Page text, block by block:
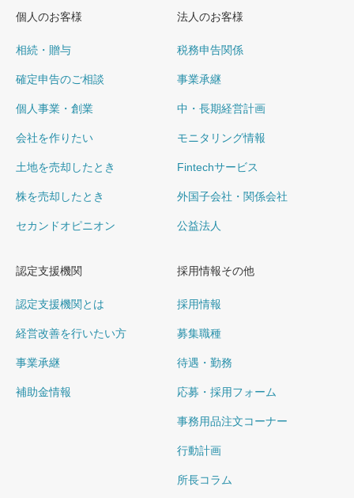
個人のお客様
相続・贈与
確定申告のご相談
個人事業・創業
会社を作りたい
土地を売却したとき
株を売却したとき
セカンドオピニオン
法人のお客様
税務申告関係
事業承継
中・長期経営計画
モニタリング情報
Fintechサービス
外国子会社・関係会社
公益法人
認定支援機関
認定支援機関とは
経営改善を行いたい方
事業承継
補助金情報
採用情報その他
採用情報
募集職種
待遇・勤務
応募・採用フォーム
事務用品注文コーナー
行動計画
所長コラム